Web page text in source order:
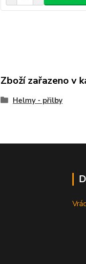
Zboží zařazeno v
Helmy - přilby